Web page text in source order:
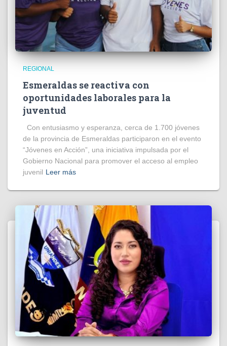
REGIONAL
Esmeraldas se reactiva con
oportunidades laborales para la
juventud
Con entusiasmo y esperanza, cerca de 1.700 jóvenes
de la provincia de Esmeraldas participaron en el evento
“Jóvenes en Acción”, una iniciativa impulsada por el
Gobierno Nacional para promover el acceso al empleo
juvenil Leer más